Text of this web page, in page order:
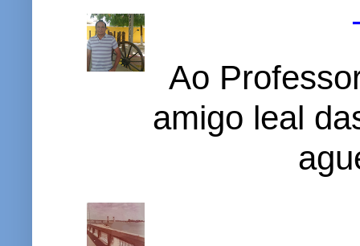
Ao
amigo leal